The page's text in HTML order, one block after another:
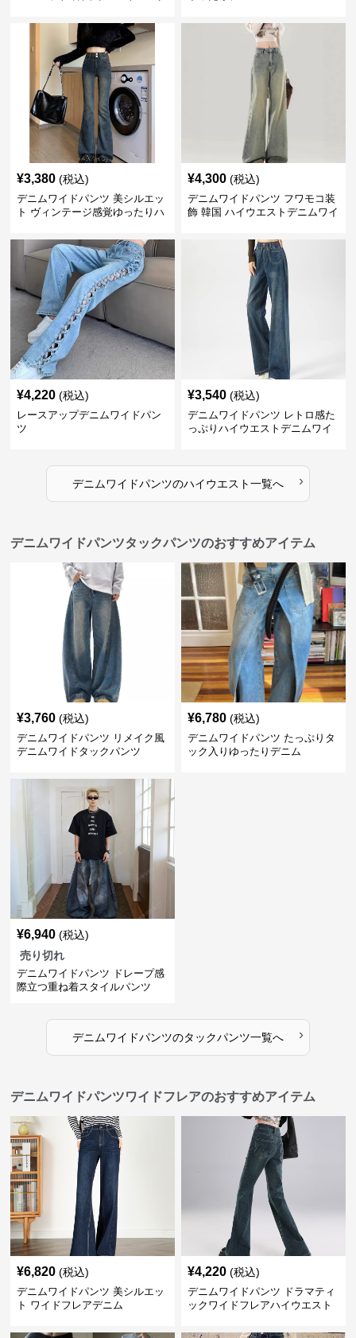
¥3,380 (税込)
デニムワイドパンツ 美シルエッ
ト ヴィンテージ感覚ゆったりハ
¥4,300 (税込)
デニムワイドパンツ フワモコ装
飾 韓国 ハイウエストデニムワイ
¥4,220 (税込)
レースアップデニムワイドパン
ツ
¥3,540 (税込)
デニムワイドパンツ レトロ感た
っぷりハイウエストデニムワイ
デニムワイドパンツのハイウエスト一覧へ ›
デニムワイドパンツタックパンツのおすすめアイテム
¥3,760 (税込)
デニムワイドパンツ リメイク風
デニムワイドタックパンツ
¥6,780 (税込)
デニムワイドパンツ たっぷりタ
ック入りゆったりデニム
¥6,940 (税込)
売り切れ
デニムワイドパンツ ドレープ感
際立つ重ね着スタイルパンツ
デニムワイドパンツのタックパンツ一覧へ ›
デニムワイドパンツワイドフレアのおすすめアイテム
¥6,820 (税込)
デニムワイドパンツ 美シルエッ
ト ワイドフレアデニム
¥4,220 (税込)
デニムワイドパンツ ドラマティ
ックワイドフレアハイウエスト